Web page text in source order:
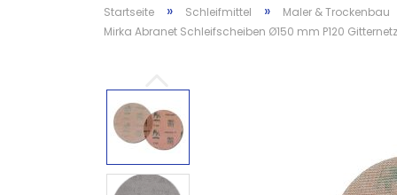
Startseite » Schleifmittel » Maler & Trockenbau
Mirka Abranet Schleifscheiben Ø150 mm P120